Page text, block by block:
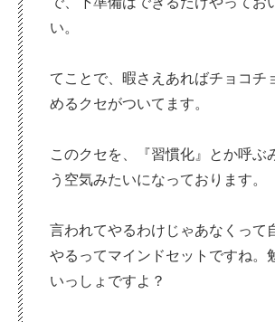
い。
てことで、暇さえあればチョコチ
めるクセがついてます。
このクセを、『習慣化』とか呼ぶ
う空気みたいになっております。
言われてやるわけじゃあなくって
やるってマインドセットですね。
いっしょですよ？